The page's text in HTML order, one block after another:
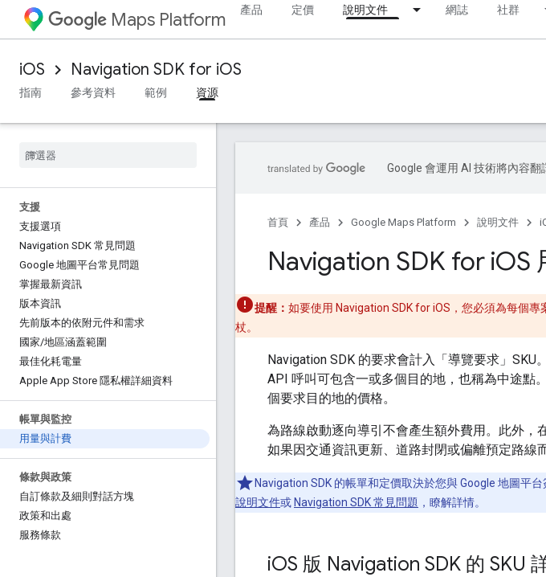
Maps Platform 產品 定價 說明文件 網誌 社群
iOS Navigation SDK for iOS
指南
參考資料 範例 資源
支援
支援選項
Navigation SDK 常見問題
Google 地圖平台常見問題
掌握最新資訊
版本資訊
先前版本的依附元件和需求
國家/地區涵蓋範圍
最佳化耗電量
Apple App Store 隱私權詳細資料
帳單與監控
用量與計費
條款與政策
自訂條款及細則對話方塊
政策和出處
服務條款
Google 會運用 AI 技術將內容翻
首頁 產品 Google Maps Platform 說明文件
Navigation SDK for iOS
提醒： 如要使用 Navigation SDK for iOS，您必須為每個專
杖。
Navigation SDK 的要求會計入「導覽要求」SKU
API 呼叫可包含一或多個目的地，也稱為中途點
個要求目的地的價格。
為路線啟動逐向導引不會產生額外費用。此外，
如果因交通資訊更新、道路封閉或偏離預定路線
Navigation SDK 的帳單和定價取決於您與 Google 地圖平
說明文件或 Navigation SDK 常見問題 ，瞭解詳情。
iOS 版 Navigation SDK 的 SKU